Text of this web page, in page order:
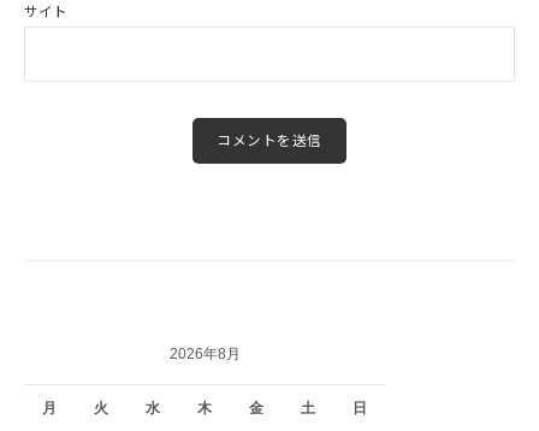
サイト
2026年8月
月 火 水 木 金 土 日